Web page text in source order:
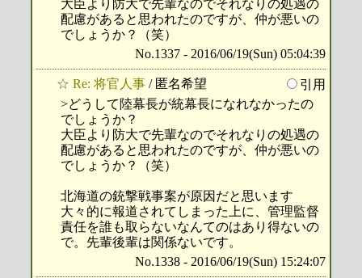
大臣より防大で先輩なのでそれなりの処遇の
配慮があると思われたのですが、仲が悪いの
でしょうか？（笑）
No.1337 - 2016/06/19(Sun) 05:04:39
☆ Re: 将官人事 / 匿名希望
引用
>どうして陸幕長が統幕長になれなかったの
でしょうか？
大臣より防大で先輩なのでそれなりの処遇の
配慮があると思われたのですが、仲が悪いの
でしょうか？（笑）
北海道の銃撃戦事案が原因だと思います
大々的に報道されてしまった上に、管理監督
責任を誰も取らないなんてのはあり得ないの
で。先輩後輩は関係ないです。
No.1338 - 2016/06/19(Sun) 15:24:07